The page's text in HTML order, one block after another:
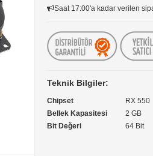
Saat 17:00'a kadar verilen
Teknik Bilgiler:
Chipset
RX 550
Bellek Kapasitesi
2 GB
Bit Değeri
64 Bit